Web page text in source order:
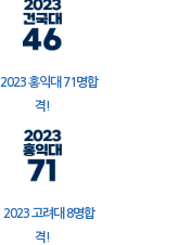
2023 홍익대 71명합
격!
2023 고려대 8명합
격!